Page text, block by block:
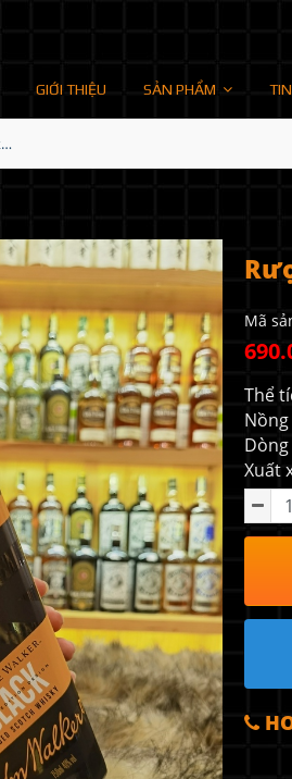
GIỚI THIỆU SẢN PHẨM
Rượu Johnnie Walker Black Label icon 2023
Mã
Thể
Xuất